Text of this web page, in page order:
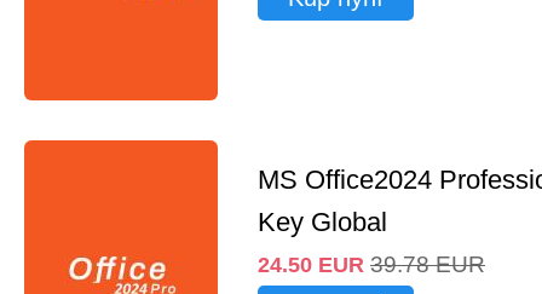
MS Office2024
Key Global
24.50 EUR 39.78 EUR